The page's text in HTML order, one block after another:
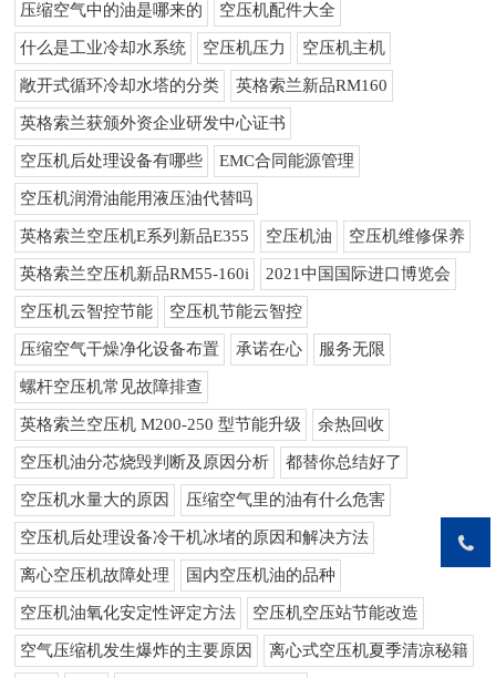
压缩空气中的油是哪来的 空压机配件大全
什么是工业冷却水系统 空压机压力 空压机主机
敞开式循环冷却水塔的分类 英格索兰新品RM160
英格索兰获颁外资企业研发中心证书
空压机后处理设备有哪些 EMC合同能源管理
空压机润滑油能用液压油代替吗
英格索兰空压机E系列新品E355 空压机油 空压机维修保养
英格索兰空压机新品RM55-160i 2021中国国际进口博览会
空压机云智控节能 空压机节能云智控
压缩空气干燥净化设备布置 承诺在心 服务无限
螺杆空压机常见故障排查
英格索兰空压机 M200-250 型节能升级 余热回收
空压机油分芯烧毁判断及原因分析 都替你总结好了
空压机水量大的原因 压缩空气里的油有什么危害
空压机后处理设备冷干机冰堵的原因和解决方法
离心空压机故障处理 国内空压机油的品种
空压机油氧化安定性评定方法 空压机空压站节能改造
空气压缩机发生爆炸的主要原因 离心式空压机夏季清凉秘籍